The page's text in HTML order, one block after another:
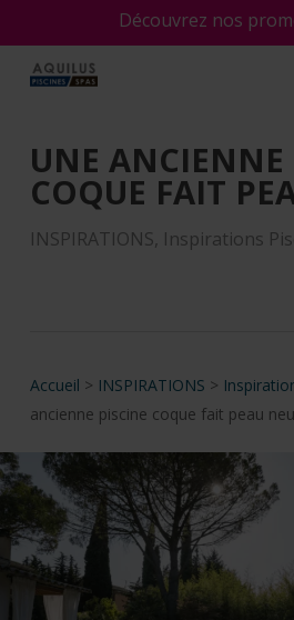
to
main
Découvrez nos
UNE ANCIENNE
COQUE FAIT
INSPIRATIONS, Inspirations
Accueil > INSPIRATIONS >
ancienne piscine coque fait peau